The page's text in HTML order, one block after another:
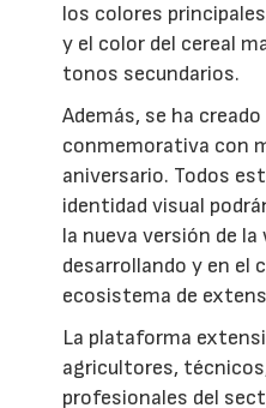
los colores
y el color del cereal
tonos secundarios.
Además, se ha
conmemorativa con
aniversario. Todos
identidad visual
la nueva versión de la
desarrollando y en el
ecosistema de
La plataforma
agricultores,
profesionales del